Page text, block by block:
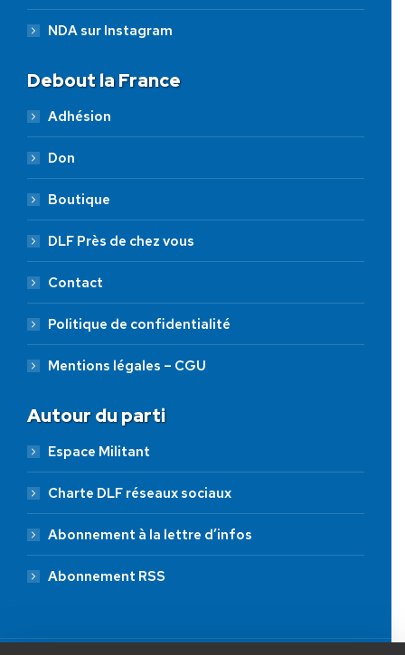
NDA sur Instagram
Debout la France
Adhésion
Don
Boutique
DLF Près de chez vous
Contact
Politique de confidentialité
Mentions légales – CGU
Autour du parti
Espace Militant
Charte DLF réseaux sociaux
Abonnement à la lettre d’infos
Abonnement RSS